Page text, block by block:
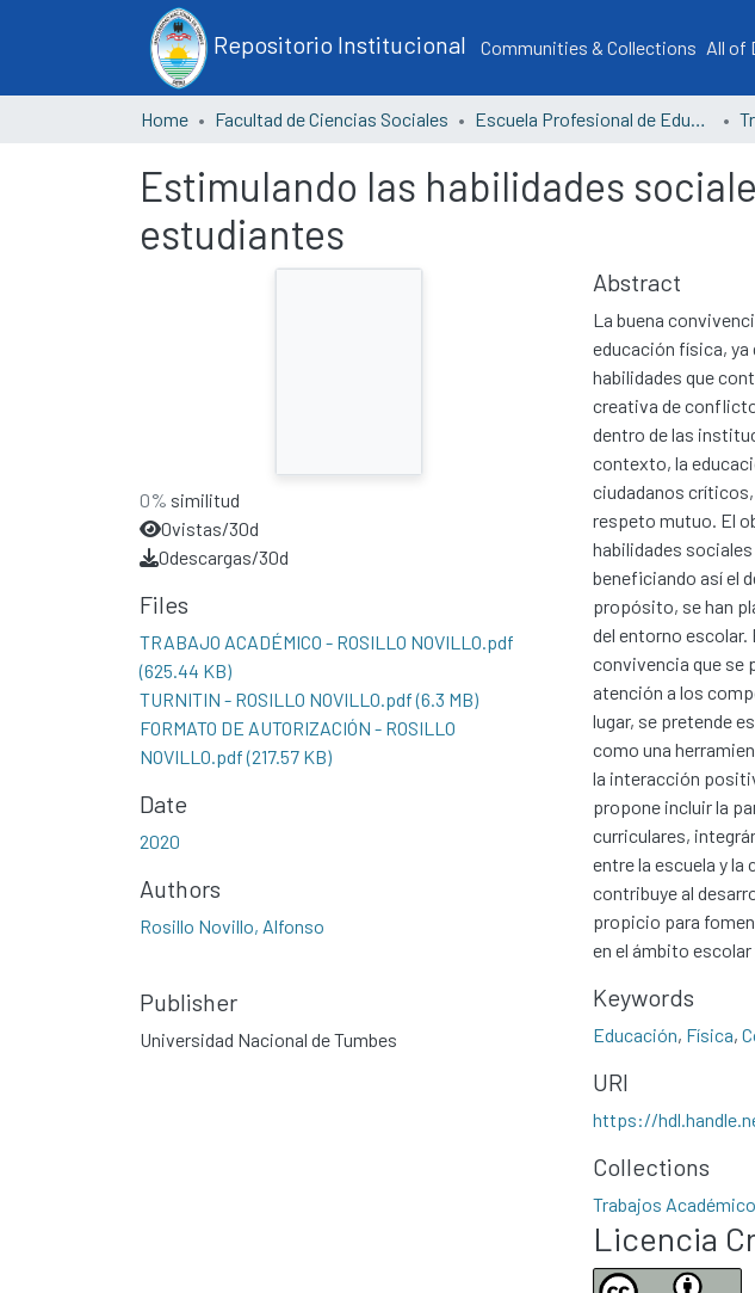
Repositorio Institucional Communities & Collections All of
Home Facultad de Ciencias Sociales Escuela Profesional de Educación
Estimulando las habilidades
estudiantes
0% similitud
0vistas/30d
0descargas/30d
Files
TRABAJO ACADÉMICO - ROSILLO NOVILLO.pdf
(625.44 KB)
TURNITIN - ROSILLO NOVILLO.pdf(6.3 MB)
FORMATO DE AUTORIZACIÓN - ROSILLO
NOVILLO.pdf(217.57 KB)
Date
2020
Authors
Rosillo Novillo, Alfonso
Publisher
Universidad Nacional de Tumbes
Abstract
La buena
educación física, ya
habilidades que
creativa de
dentro de las
contexto, la
ciudadanos
respeto mutuo. El
habilidades
beneficiando así el
propósito, se han
del entorno escolar.
convivencia que se
atención a los
lugar, se pretende
como una
la interacción
propone incluir la
curriculares,
entre la escuela y
contribuye al
propicio para
en el ámbito
Keywords
Educación, Física,
URI
https://
Collections
Trabajos
Licencia